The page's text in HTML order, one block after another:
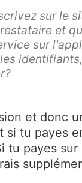
sur le
et
sur
et donc
si tu payes
tu payes